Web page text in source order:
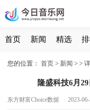
首页 新闻 精选
您的位置： 首页 > 新闻 > >
隆盛科技6月
东方财富Choice数据 2023-06-